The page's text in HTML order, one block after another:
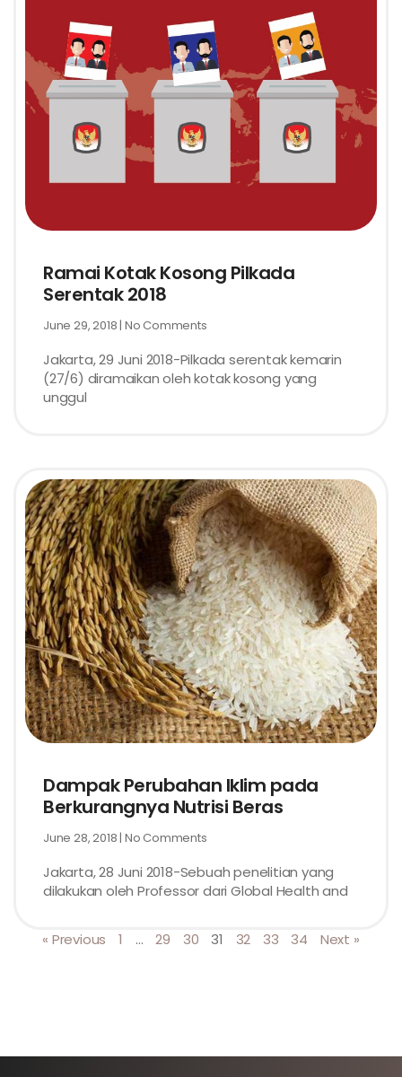
Ramai Kotak Kosong Pilkada
Serentak 2018
June 29, 2018 No Comments
Jakarta, 29 Juni 2018-Pilkada serentak kemarin
(27/6) diramaikan oleh kotak kosong yang
unggul
Dampak Perubahan Iklim pada
Berkurangnya Nutrisi Beras
June 28, 2018 No Comments
Jakarta, 28 Juni 2018-Sebuah penelitian yang
dilakukan oleh Professor dari Global Health and
« Previous 1 … 29 30 31 32 33 34 Next »